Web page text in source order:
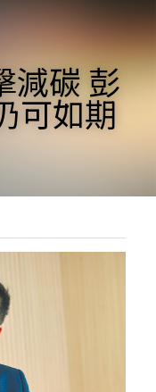
減碳 彭
可如期